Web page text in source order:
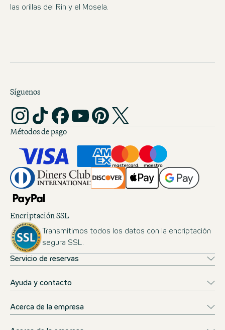
las orillas del Rin y el Mosela.
Síguenos
Métodos de pago
Encriptación SSL
Transmitimos todos los datos con la encriptación
segura SSL.
Servicio de reservas
Ayuda y contacto
Acerca de la empresa